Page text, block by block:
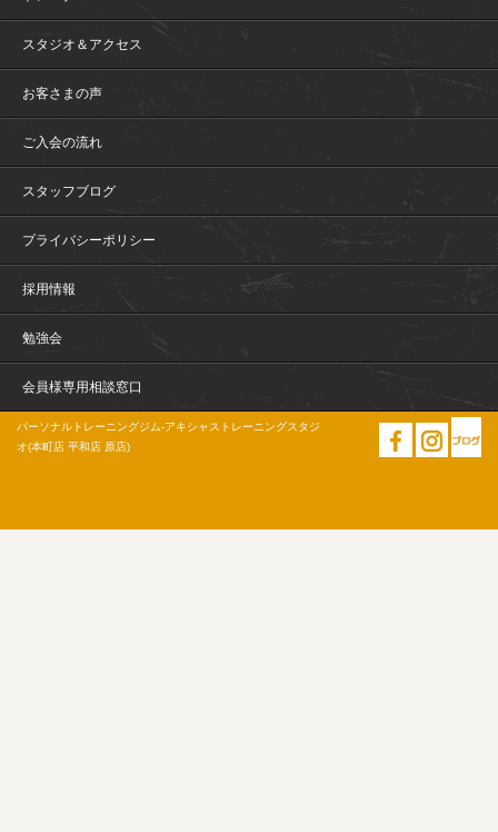
スタジオ＆アクセス
お客さまの声
ご入会の流れ
スタッフブログ
プライバシーポリシー
採用情報
勉強会
会員様専用相談窓口
パーソナルトレーニングジム-アキシャストレーニングスタジ
オ(本町店 平和店 原店)